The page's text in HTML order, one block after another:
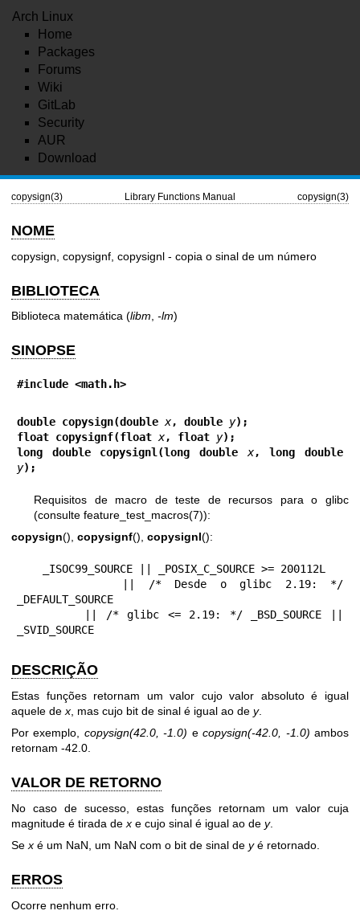
Arch Linux
Home
Packages
Forums
Wiki
GitLab
Security
AUR
Download
copysign(3) Library Functions Manual copysign(3)
NOME
copysign, copysignf, copysignl - copia o sinal de um número
BIBLIOTECA
Biblioteca matemática (libm -lm)
SINOPSE
#include <math.h>
double copysign(double x, double y);
float copysignf(float x, float y);
long double copysignl(long double x
y);
Requisitos de macro de teste de recursos para o glibc
(consulte feature_test_macros(7)):
copysign(), copysignf(), copysignl():
_DEFAULT_SOURCE
_SVID_SOURCE
DESCRIÇÃO
Estas funções retornam um valor cujo valor absoluto é igual
aquele de x , mas cujo bit de sinal é igual ao de y.
Por exemplo, copysign(42.0, -1.0) ecopysign(-42.0, -1.0) ambos
retornam -42.0.
VALOR DE RETORNO
No caso de sucesso, estas funções retornam um valor cuja
magnitude é tirada de x e cujo sinal é igual ao de y.
Se x é um NaN, um NaN com o bit de sinal de yé retornado.
ERROS
Ocorre nenhum erro.